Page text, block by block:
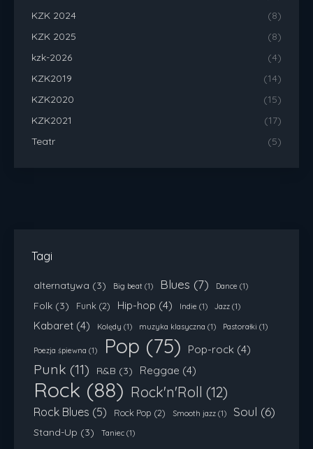
KZK 2024
(8)
KZK 2025
(8)
kzk-2026
(4)
KZK2019
(14)
KZK2020
(15)
KZK2021
(17)
Teatr
(5)
Tagi
alternatywa (3) Big beat (1) Blues (7) Dance (1)
Folk (3) Funk (2) Hip-hop (4) Indie (1) Jazz (1)
Kabaret (4) Kolędy (1) muzyka klasyczna (1) Pastorałki (1)
Poezja śpiewna (1) Pop (75) Pop-rock (4)
Punk (11) R&B (3) Reggae (4)
Rock (88) Rock'n'Roll (12)
Rock Blues (5) Rock Pop (2) Smooth jazz (1) Soul (6)
Stand-Up (3) Taniec (1)